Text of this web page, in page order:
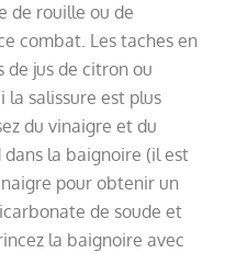
de rouille ou de
combat. Les taches en
jus de citron ou
la salissure est plus
du vinaigre et du
dans la baignoire (il est
pour obtenir un
de soude et
la baignoire avec